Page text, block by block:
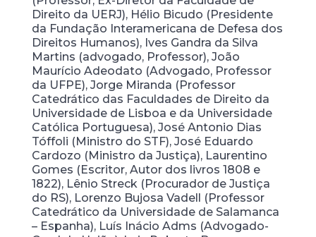
Direito da UERJ), Hélio Bicudo (Presidente
da Fundação Interamericana de Defesa dos
Direitos Humanos), Ives Gandra da Silva
Martins (advogado, Professor), João
Maurício Adeodato (Advogado, Professor
da UFPE), Jorge Miranda (Professor
Catedrático das Faculdades de Direito da
Universidade de Lisboa e da Universidade
Católica Portuguesa), José Antonio Dias
Tóffoli (Ministro do STF), José Eduardo
Cardozo (Ministro da Justiça), Laurentino
Gomes (Escritor, Autor dos livros 1808 e
1822), Lênio Streck (Procurador de Justiça
do RS), Lorenzo Bujosa Vadell (Professor
Catedrático da Universidade de Salamanca
– Espanha), Luís Inácio Adms (Advogado-